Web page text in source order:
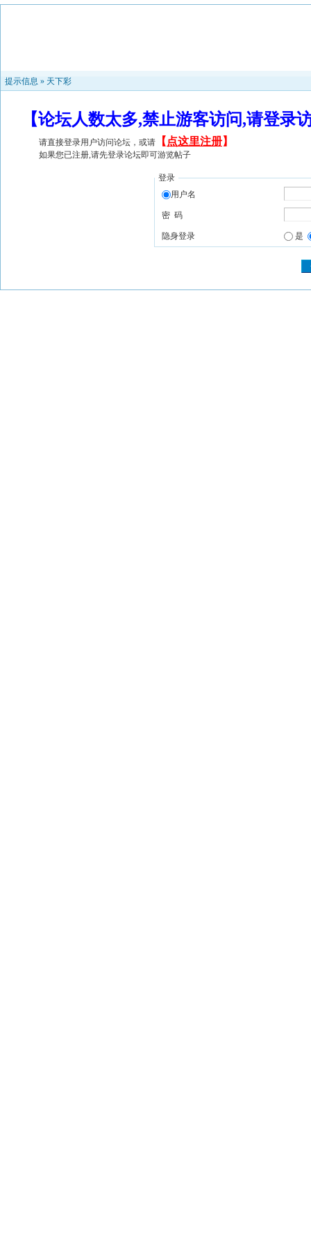
提示信息 » 天下彩
【论坛人数太多,禁止游客访问,请登
请直接登录用户访问论坛，或请 【 点这里注册】
如果您已注册,请先登录论坛即可游览帖子
登录
用户名
密 码
隐身登录 是